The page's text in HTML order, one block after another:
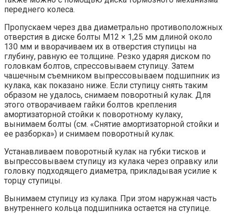
переднего колеса.
Пропускаем через два диаметрально противоположных
отверстия в диске болты М12 × 1,25 мм длиной около
130 мм и вворачиваем их в отверстия ступицы на
глубину, равную ее толщине. Резко ударяя диском по
головкам болтов, спрессовываем ступицу. Затем
чашечным съемником выпрессовываем подшипник из
кулака, как показано ниже. Если ступицу снять таким
образом не удалось, снимаем поворотный кулак. Для
этого отворачиваем гайки болтов крепления
амортизаторной стойки к поворотному кулаку,
вынимаем болты (см. «Снятие амортизаторной стойки и
ее разборка») и снимаем поворотный кулак.
Устанавливаем поворотный кулак на губки тисков и
выпрессовываем ступицу из кулака через оправку или
головку подходящего диаметра, прикладывая усилие к
торцу ступицы.
Вынимаем ступицу из кулака. При этом наружная часть
внутреннего кольца подшипника остается на ступице.